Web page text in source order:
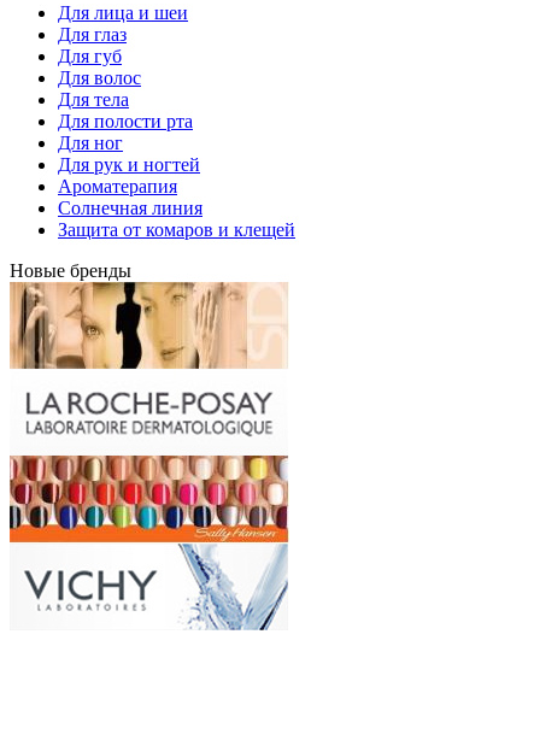
Для лица и шеи
Для глаз
Для губ
Для волос
Для тела
Для полости рта
Для ног
Для рук и ногтей
Ароматерапия
Солнечная линия
Защита от комаров и клещей
Новые бренды